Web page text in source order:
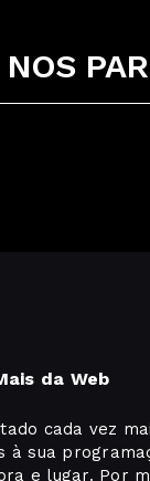
da Web
cada vez
à sua
e lugar. Por